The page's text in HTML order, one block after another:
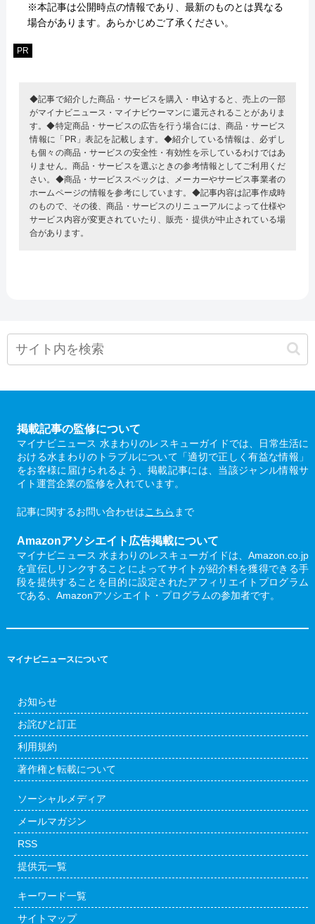
※本記事は公開時点の情報であり、最新のものとは異なる
場合があります。あらかじめご了承ください。
PR
◆記事で紹介した商品・サービスを購入・申込すると、売上の一部
がマイナビニュース・マイナビウーマンに還元されることがありま
す。◆特定商品・サービスの広告を行う場合には、商品・サービス
情報に「PR」表記を記載します。◆紹介している情報は、必ずし
も個々の商品・サービスの安全性・有効性を示しているわけではあ
りません。商品・サービスを選ぶときの参考情報としてご利用くだ
さい。◆商品・サービススペックは、メーカーやサービス事業者の
ホームページの情報を参考にしています。◆記事内容は記事作成時
のもので、その後、商品・サービスのリニューアルによって仕様や
サービス内容が変更されていたり、販売・提供が中止されている場
合があります。
掲載記事の監修について
マイナビニュース 水まわりのレスキューガイドでは、日常生活に
おける水まわりのトラブルについて「適切で正しく有益な情報」
をお客様に届けられるよう、掲載記事には、当該ジャンル情報サ
イト運営企業の監修を入れています。
記事に関するお問い合わせはこちら まで
Amazonアソシエイト広告掲載について
マイナビニュース 水まわりのレスキューガイドは、Amazon.co.jp
を宣伝しリンクすることによってサイトが紹介料を獲得できる手
段を提供することを目的に設定されたアフィリエイトプログラム
である、Amazonアソシエイト・プログラムの参加者です。
マイナビニュースについて
お知らせ
お詫びと訂正
利用規約
著作権と転載について
ソーシャルメディア
メールマガジン
RSS
提供元一覧
キーワード一覧
サイトマップ